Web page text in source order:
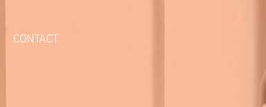
CONTACT